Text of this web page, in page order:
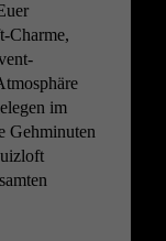
Charme,
im
Gehminuten